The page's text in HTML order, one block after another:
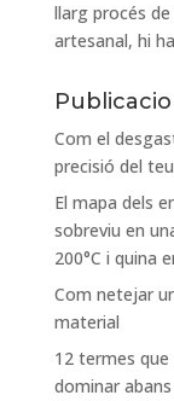
llarg procés
artesanal, hi
Com el
precisió del
El mapa dels
sobreviu en
200°C i quina
Com netejar
material
12 termes
dominar